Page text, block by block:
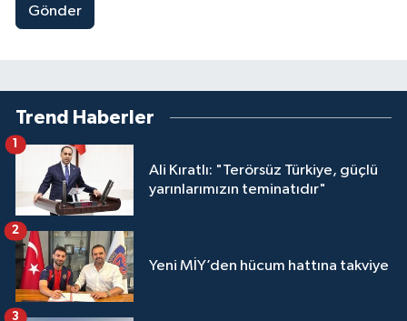
Gönder
Trend Haberler
Ali Kıratlı: "Terörsüz Türkiye, güçlü
yarınlarımızın teminatıdır"
1
Yeni MİY’den hücum hattına takviye
2
3